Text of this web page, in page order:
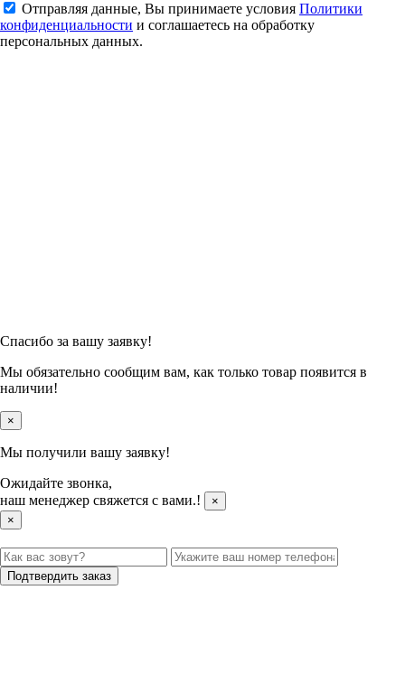
Отправляя данные, Вы принимаете условия Политики
конфиденциальности и соглашаетесь на обработку
персональных данных.
Спасибо за вашу заявку!
Мы обязательно сообщим вам, как только товар появится в
наличии!
×
Мы получили вашу заявку!
Ожидайте звонка,
наш менеджер свяжется с вами.!
×
×
Подтвердить заказ